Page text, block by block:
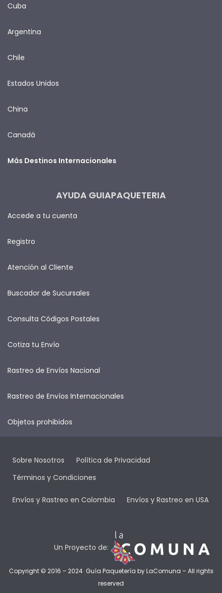
Cuba
Argentina
Chile
Estados Unidos
China
Canadá
Más Destinos Internacionales
AYUDA GUIAPAQUETERIA
Accede a tu cuenta
Registro
Atención al Cliente
Buscador de Sucursales
Consulta Códigos Postales
Cotiza tu Envío
Rastreo de Envíos Nacional
Rastreo de Envíos Internacionales
Objetos prohibidos
Sobre Nosotros
Política de Privacidad
Términos y Condiciones
Envíos y Rastreo en Colombia Envíos y Rastreo en USA
Un Proyecto de:
Copyright © 2016 – 2024 Guía Paquetería byLaComuna – All rights
reserved